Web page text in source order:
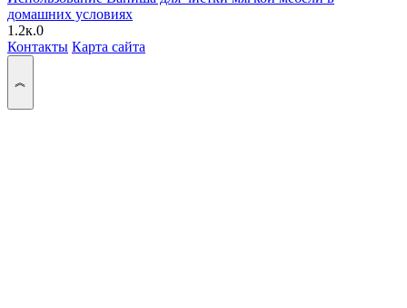
домашних условиях
1.2к.0
Контакты Карта сайта